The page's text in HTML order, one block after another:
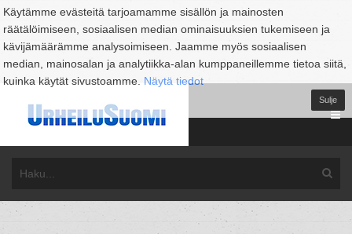
Käytämme evästeitä tarjoamamme sisällön ja mainosten
räätälöimiseen, sosiaalisen median ominaisuuksien tukemiseen ja
kävijämäärämme analysoimiseen. Jaamme myös sosiaalisen
median, mainosalan ja analytiikka-alan kumppaneillemme tietoa siitä,
kuinka käytät sivustoamme. Näytä tiedot
Sulje